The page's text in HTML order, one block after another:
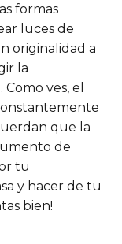
formas
luces de
originalidad a
la
ves, el
que la
de
tu
y hacer de tu
bien!